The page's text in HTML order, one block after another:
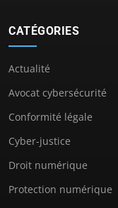
CATÉGORIES
Actualité
Avocat cybersécurité
Conformité légale
Cyber-justice
Droit numérique
Protection numérique